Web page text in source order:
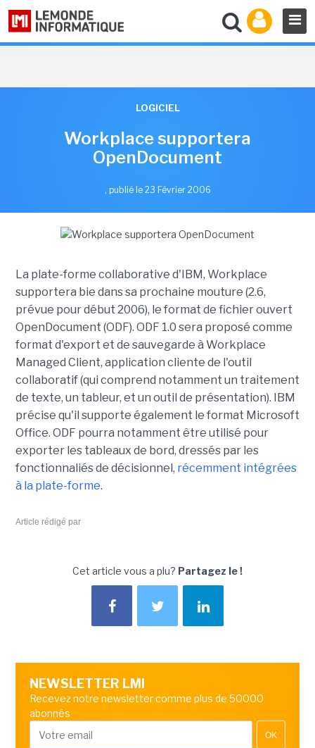
LOGICIEL
Workplace supportera
OpenDocument
, publié le 23 Février 2006
La plate-forme collaborative d'IBM, Workplace
supportera bie dans sa prochaine mouture (2.6,
prévue pour début 2006), le format de fichier ouvert
OpenDocument (ODF). ODF 1.0 sera proposé comme
format d'export et de sauvegarde à Workplace
Managed Client, application cliente de l'outil
collaboratif (qui comprend notamment un traitement
de texte, un tableur, et un outil de présentation). IBM
précise qu'il supporte également le format Microsoft
Office. ODF pourra notamment être utilisé pour
exporter les tableaux de bord, dressés par les
fonctionnaliés de décisionnel, récemment intégrées
à la plate-forme.
Article rédigé par
Cet article vous a plu? Partagez le !
NEWSLETTER LMI
Recevez notre newsletter comme plus de 50000
abonnés
OK